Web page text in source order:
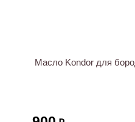
Масло Kondor для